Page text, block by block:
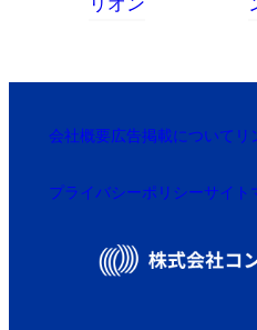
会社概要広告掲載について リ
プライバシーポリシーサイト